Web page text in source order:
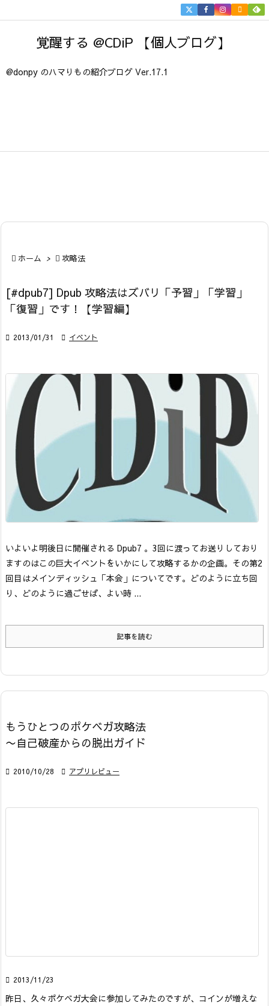
覚醒する @CDiP 【個人ブログ】
@donpy のハマりもの紹介ブログ Ver.17.1


 ホーム >  攻略法
[#dpub7] Dpub 攻略法はズバリ「予習」「学習」
「復習」です！【学習編】
 2013/01/31  イベント
いよいよ明後日に開催される Dpub7 。3回に渡ってお送りしており
ますのはこの巨大イベントをいかにして攻略するかの企画。その第2
回目はメインディッシュ「本会」についてです。 どのように立ち回
り、どのように過ごせば、よい時 ...
記事を読む
もうひとつのポケベガ攻略法
〜自己破産からの脱出ガイド
 2010/10/28  アプリレビュー
 2013/11/23
昨日、久々ポケベガ大会に参加してみたのですが、コインが増えな